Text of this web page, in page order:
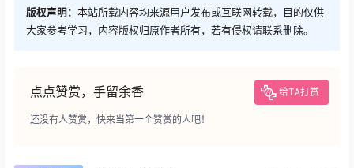
版权声明： 本站所载内容均来源用户发布或互联网转载，目的仅供
大家参考学习，内容版权归原作者所有，若有侵权请联系删除。
点点赞赏，手留余香 给TA打赏
还没有人赞赏，快来当第一个赞赏的人吧！